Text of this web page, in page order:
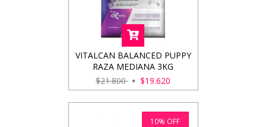
VITALCAN BALANCED PUPPY
RAZA MEDIANA 3KG
$21.800
$19.620
10% OFF